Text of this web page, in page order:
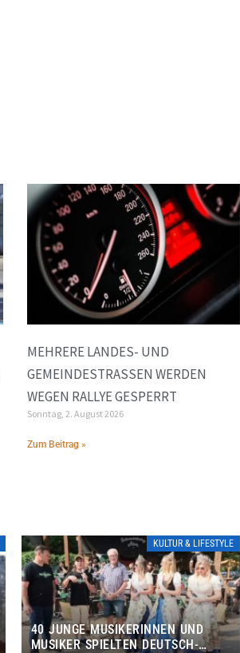
MEHRERE LANDES- UND
GEMEINDESTRASSEN WERDEN W
EGEN RALLYE GESPERRT
Sonntag, 2. August 2026
Zum Beitrag »
KULTUR & LIFESTYLE
40 JUNGE MUSIKERINNEN UND
MUSIKER SPIELTEN DEUTSCH-